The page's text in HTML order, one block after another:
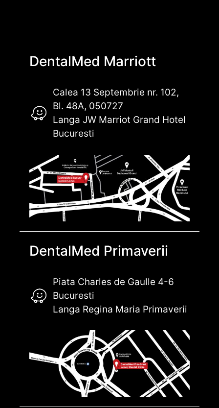
DentalMed Marriott
Calea 13 Septembrie nr. 102,
Bl. 48A, 050727
Langa JW Marriot Grand Hotel
Bucuresti
DentalMed Primaverii
Piata Charles de Gaulle 4-6
Bucuresti
Langa Regina Maria Primaverii